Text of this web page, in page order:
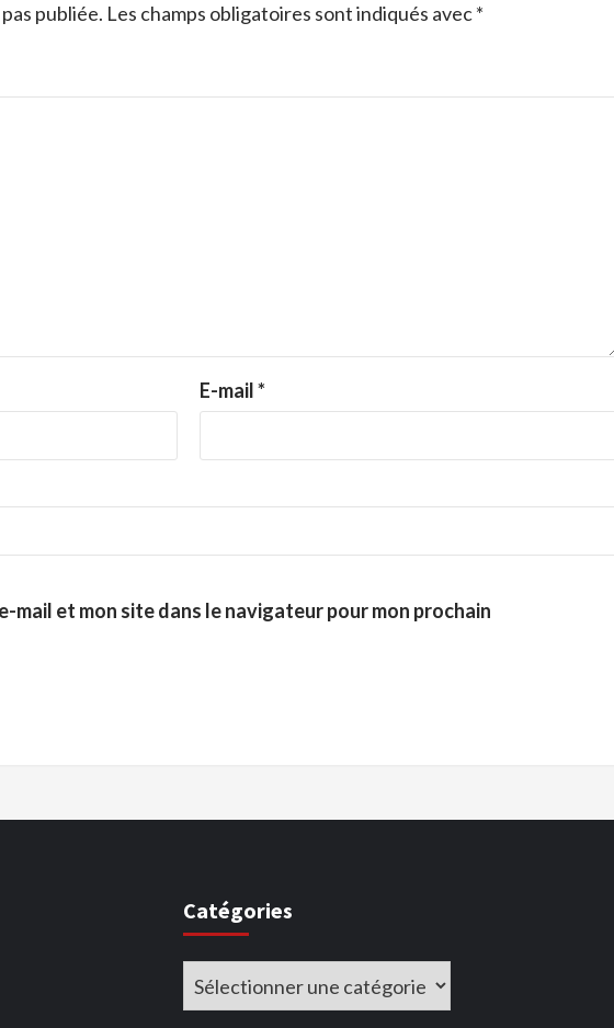
publiée. Les champs obligatoires sont indiqués avec*
E-mail*
mail et mon site dans le navigateur pour mon prochain
Catégories
Catégories